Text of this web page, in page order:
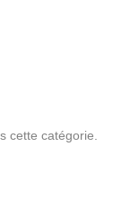
cette catégorie.